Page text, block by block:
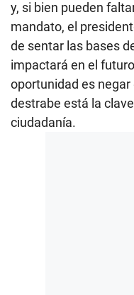
y, si bien pueden
mandato, el
de sentar las bases
impactará en el
oportunidad es negar
destrabe está la
ciudadanía.